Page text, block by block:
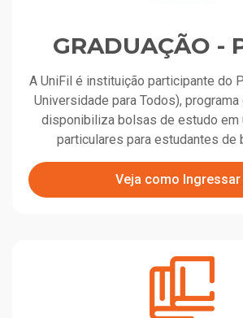
GRADUAÇÃO -
A UniFil é instituição participante do
Universidade para Todos),
disponibiliza bolsas de estudo em
particulares para estudantes de
Veja como Ingressar